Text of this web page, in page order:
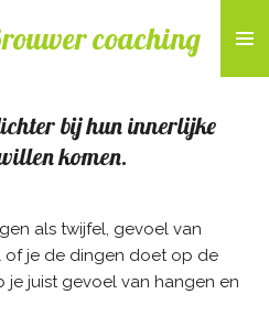
coaching
bij hun innerlijke
komen.
als twijfel, gevoel van
of je de dingen doet op de
juist gevoel van hangen en